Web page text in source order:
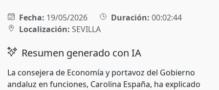
Fecha: 19/05/2026 Duración: 00:02:44
Localización: SEVILLA
Resumen generado con IA
La consejera de Economía y portavoz del Gobierno
andaluz en funciones, Carolina España, ha explicado